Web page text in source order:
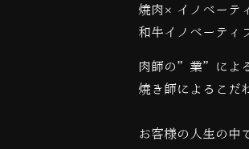
焼肉×イノベーテ
和牛イノベーティ
肉師の”業”によ
焼き師によるこだ
お客様の人生の中